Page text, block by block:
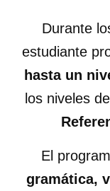
Durante
estudiante
hasta un
los niveles del
El
gramática,